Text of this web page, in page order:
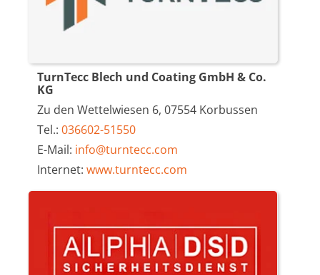
TurnTecc Blech und Coating GmbH & Co.
KG
Zu den Wettelwiesen 6, 07554 Korbussen
Tel.:036602-51550
E-Mail: info@turntecc.com
Internet:www.turntecc.com